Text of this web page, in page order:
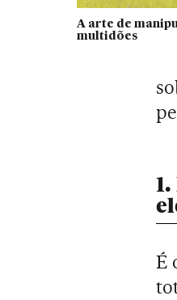
A arte de
multidões
É